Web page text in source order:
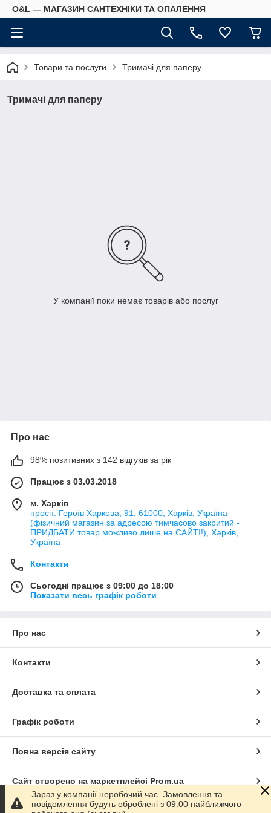
O&L — МАГАЗИН САНТЕХНІКИ ТА ОПАЛЕННЯ
Товари та послуги Тримачі для паперу
Тримачі для паперу
У компанії поки немає товарів або послуг
Про нас
98% позитивних з 142 відгуків за рік
Працює з 03.03.2018
м. Харків
просп. Героїв Харкова, 91, 61000, Харків, Україна
(фізичний магазин за адресою тимчасово закритий -
ПРИДБАТИ товар можливо лише на САЙТІ!), Харків,
Україна
Контакти
Сьогодні працює з 09:00 до 18:00
Показати весь графік роботи
Про нас
Контакти
Доставка та оплата
Графік роботи
Повна версія сайту
Сайт створено на маркетплейсі Prom.ua
Політика конфіденційності
Зараз у компанії неробочий час. Замовлення та
повідомлення будуть оброблені з 09:00 найближчого